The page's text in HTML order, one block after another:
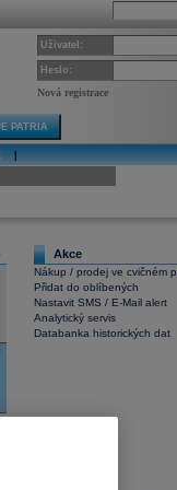
Uživatel:
Heslo:
Nová registrace
PATRIA
Akce
Nákup / prodej ve cvičném
Přidat do oblíbených
Nastavit SMS / E-Mail alert
Analytický servis
Databanka historických dat